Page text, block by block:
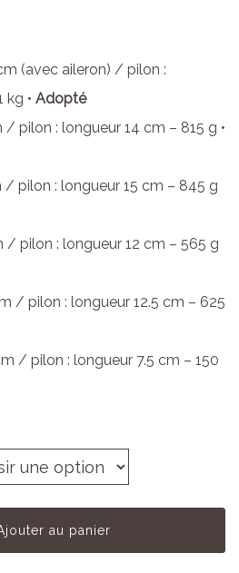
(avec aileron) / pilon :
kg • Adopté
/ pilon : longueur 14 cm – 815 g •
/ pilon : longueur 15 cm – 845 g
/ pilon : longueur 12 cm – 565 g
/ pilon : longueur 12.5 cm – 625
/ pilon : longueur 7.5 cm – 150
au panier